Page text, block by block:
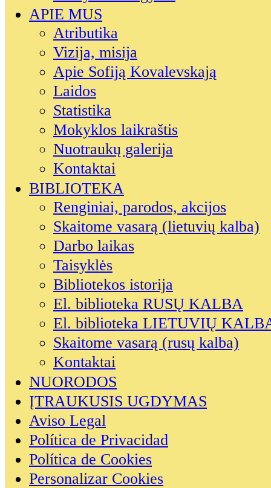
APIE MUS
Atributika
Vizija, misija
Apie Sofiją Kovalevskają
Laidos
Statistika
Mokyklos laikraštis
Nuotraukų galerija
Kontaktai
BIBLIOTEKA
Renginiai, parodos, akcijos
Skaitome vasarą (lietuvių kalba)
Darbo laikas
Taisyklės
Bibliotekos istorija
El. biblioteka RUSŲ KALBA
El. biblioteka LIETUVIŲ
Skaitome vasarą (rusų kalba)
Kontaktai
NUORODOS
ĮTRAUKUSIS UGDYMAS
Aviso Legal
Política de Privacidad
Política de Cookies
Personalizar Cookies